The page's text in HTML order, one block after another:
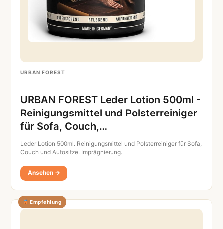
URBAN FOREST
URBAN FOREST Leder Lotion 500ml -
Reinigungsmittel und Polsterreiniger
für Sofa, Couch,…
Leder Lotion 500ml. Reinigungsmittel und Polsterreiniger für Sofa,
Couch und Autositze. Imprägnierung.
Ansehen →
Empfehlung